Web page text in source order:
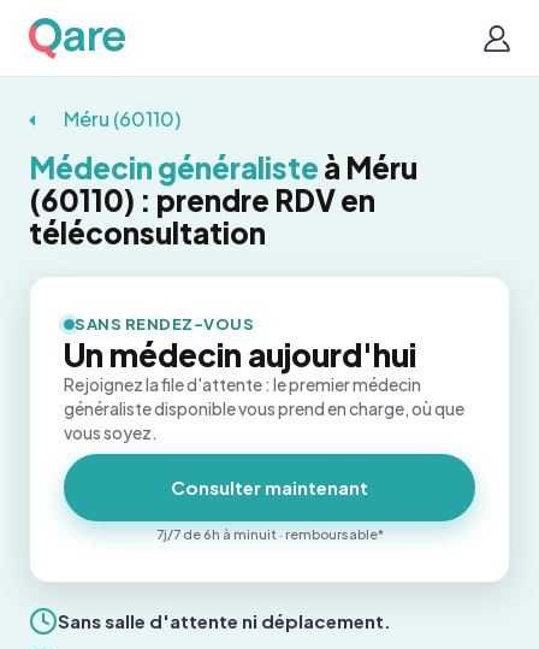
Méru (60110)
Médecin généraliste à Méru
(60110) : prendre RDV en
téléconsultation
Sans salle d'attente ni déplacement.
SANS RENDEZ-VOUS
Un médecin aujourd'hui
Rejoignez la file d'attente : le premier médecin
généraliste disponible vous prend en charge, où que
vous soyez.
Consulter maintenant
7j/7 de 6h à minuit · remboursable*